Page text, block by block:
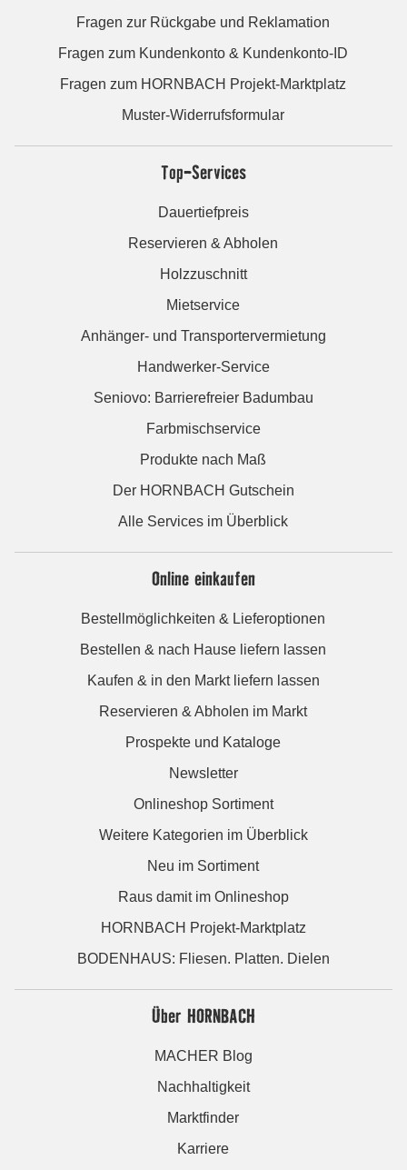
Fragen zur Rückgabe und Reklamation
Fragen zum Kundenkonto & Kundenkonto-ID
Fragen zum HORNBACH Projekt-Marktplatz
Muster-Widerrufsformular
Top-Services
Dauertiefpreis
Reservieren & Abholen
Holzzuschnitt
Mietservice
Anhänger- und Transportervermietung
Handwerker-Service
Seniovo: Barrierefreier Badumbau
Farbmischservice
Produkte nach Maß
Der HORNBACH Gutschein
Alle Services im Überblick
Online einkaufen
Bestellmöglichkeiten & Lieferoptionen
Bestellen & nach Hause liefern lassen
Kaufen & in den Markt liefern lassen
Reservieren & Abholen im Markt
Prospekte und Kataloge
Newsletter
Onlineshop Sortiment
Weitere Kategorien im Überblick
Neu im Sortiment
Raus damit im Onlineshop
HORNBACH Projekt-Marktplatz
BODENHAUS: Fliesen. Platten. Dielen
Über HORNBACH
MACHER Blog
Nachhaltigkeit
Marktfinder
Karriere